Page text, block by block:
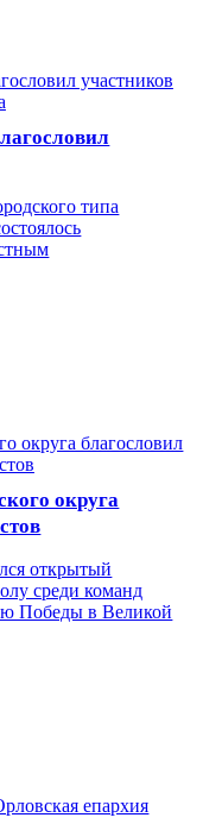
типа
округа
открытый
среди команд
Победы в Великой